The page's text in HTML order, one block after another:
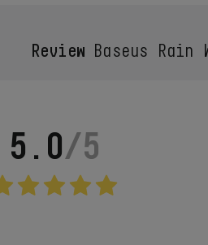
Review Baseus
5.0/5